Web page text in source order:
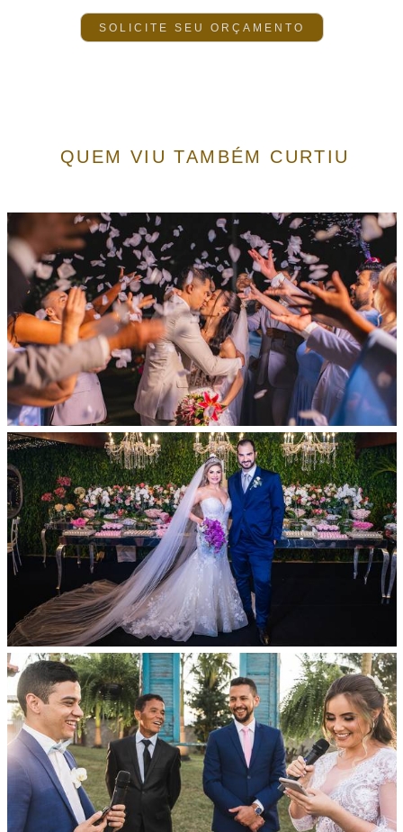
SOLICITE SEU ORÇAMENTO
QUEM VIU TAMBÉM CURTIU